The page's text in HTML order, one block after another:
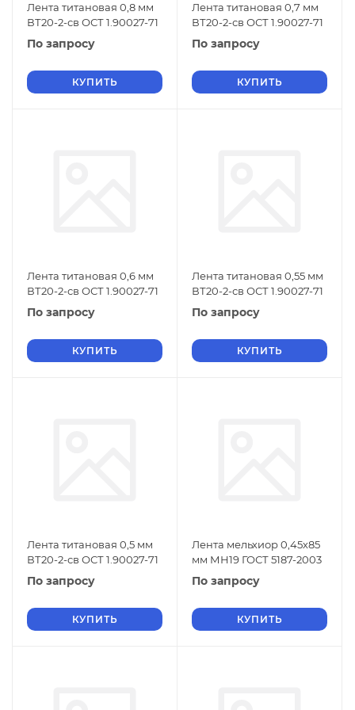
Лента титановая 0,8 мм
ВТ20-2-св ОСТ 1.90027-71
По запросу
КУПИТЬ
Лента титановая 0,7 мм
ВТ20-2-св ОСТ 1.90027-71
По запросу
КУПИТЬ
Лента титановая 0,6 мм
ВТ20-2-св ОСТ 1.90027-71
По запросу
КУПИТЬ
Лента титановая 0,55 мм
ВТ20-2-св ОСТ 1.90027-71
По запросу
КУПИТЬ
Лента титановая 0,5 мм
ВТ20-2-св ОСТ 1.90027-71
По запросу
КУПИТЬ
Лента мельхиор 0,45х85
мм МН19 ГОСТ 5187-2003
По запросу
КУПИТЬ